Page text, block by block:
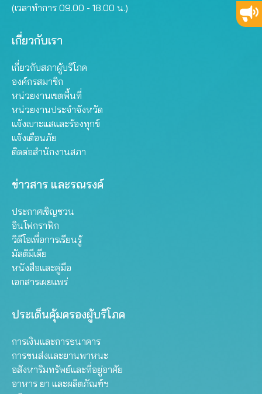
(เวลาทำการ 09.00 - 18.00 น.)
เกี่ยวกับเรา
เกี่ยวกับสภาผู้บริโภค
องค์กรสมาชิก
หน่วยงานเขตพื้นที่
หน่วยงานประจำจังหวัด
แจ้งเบาะแสและร้องทุกข์
แจ้งเตือนภัย
ติดต่อสำนักงานสภา
ข่าวสาร และรณรงค์
ประกาศเชิญชวน
อินโฟกราฟิก
วิดีโอเพื่อการเรียนรู้
มัลติมีเดีย
หนังสือและคู่มือ
เอกสารเผยแพร่
ประเด็นคุ้มครองผู้บริโภค
การเงินและการธนาคาร
การขนส่งและยานพาหนะ
อสังหาริมทรัพย์และที่อยู่อาศัย
อาหาร ยา และผลิตภัณฑ์ฯ